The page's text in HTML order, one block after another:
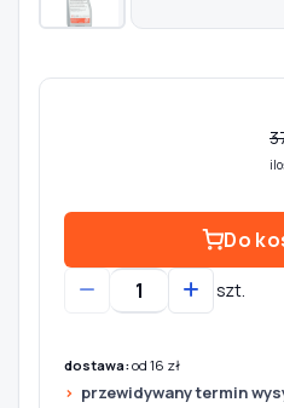
Do
szt.
dostawa:od 16 zł
przewidywany termin